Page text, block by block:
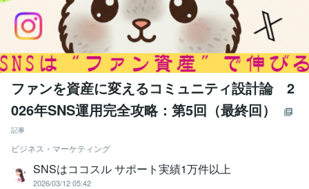
ファンを資産に変えるコミュニティ設計論 2
026年SNS運用完全攻略：第5回（最終回）
記事
ビジネス・マーケティング
SNSはココスル サポート実績1万件以上
2026/03/12 05:42